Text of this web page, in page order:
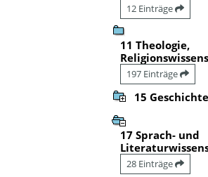
12 Einträge
11 Theologie,
197 Einträge
15 Geschichte
17 Sprach- und
28 Einträge